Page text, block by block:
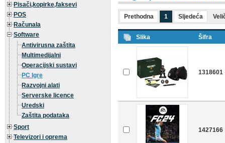
Pisači,kopirke,faksevi
POS
Računala
Software
Antivirusna zaštita
Multimedijalni
Operacijski sustavi
PC Igre
Razvojni alati
Serverske licence
Uredski
Zaštita podataka
Sport
Televizori i oprema
Prethodna 1 Sljedeća
Slika Šifra
1318601
1427166